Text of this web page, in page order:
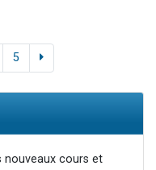
5
nouveaux cours et